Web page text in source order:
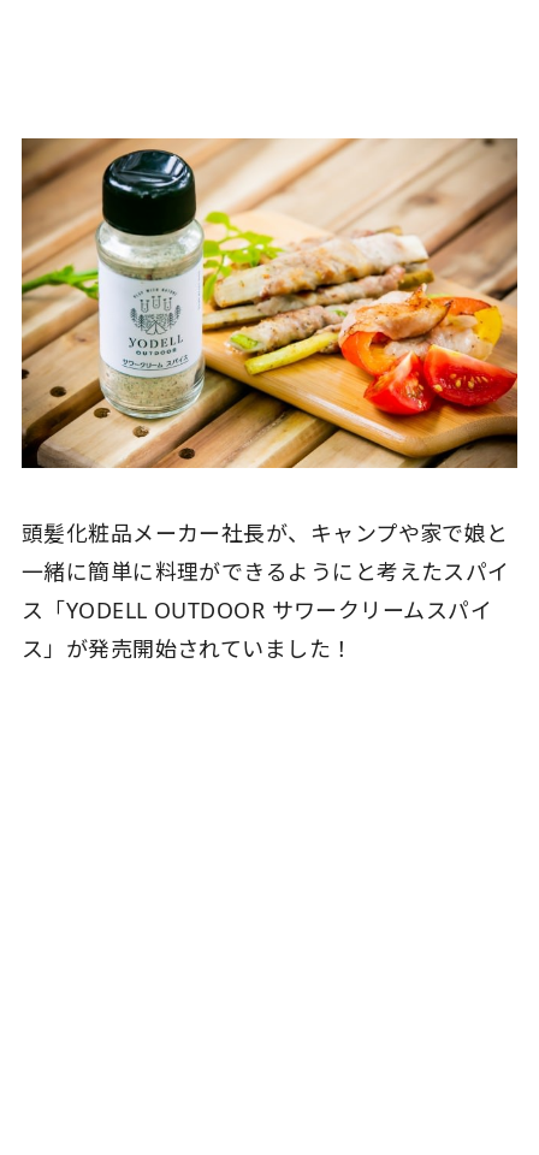
頭髪化粧品メーカー社長が、キャンプや家で娘と
一緒に簡単に料理ができるようにと考えたスパイ
ス「YODELL OUTDOOR サワークリームスパイ
ス」が発売開始されていました！